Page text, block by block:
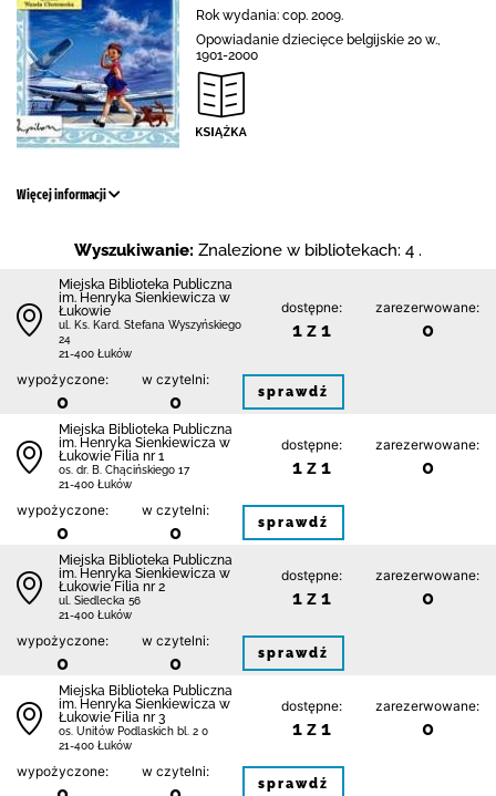
Rok wydania: cop. 2009.
Opowiadanie dziecięce belgijskie 20 w.,
1901-2000
Więcej informacji
Wyszukiwanie: Znalezione w bibliotekach: 4 .
Miejska Biblioteka Publiczna
im. Henryka Sienkiewicza w
Łukowie
ul. Ks. Kard. Stefana Wyszyńskiego
24
21-400 Łuków
dostępne:
1 z 1
zarezerwowane:
0
wypożyczone:
0
w czytelni:
0 sprawdź
Miejska Biblioteka Publiczna
im. Henryka Sienkiewicza w
Łukowie Filia nr 1
os. dr. B. Chącińskiego 17
21-400 Łuków
dostępne:
1 z 1
zarezerwowane:
0
wypożyczone:
0
w czytelni:
0 sprawdź
Miejska Biblioteka Publiczna
im. Henryka Sienkiewicza w
Łukowie Filia nr 2
ul. Siedlecka 56
21-400 Łuków
dostępne:
1 z 1
zarezerwowane:
0
wypożyczone:
0
w czytelni:
0 sprawdź
Miejska Biblioteka Publiczna
im. Henryka Sienkiewicza w
Łukowie Filia nr 3
os. Unitów Podlaskich bl. 2 0
21-400 Łuków
dostępne:
1 z 1
zarezerwowane:
0
wypożyczone: w czytelni:
sprawdź